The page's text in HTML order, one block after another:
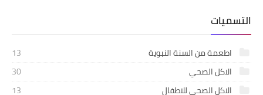
التسميات
اطعمة من السنة النبوية
13
الاكل الصحي
30
الاكل الصحي للاطفال
13